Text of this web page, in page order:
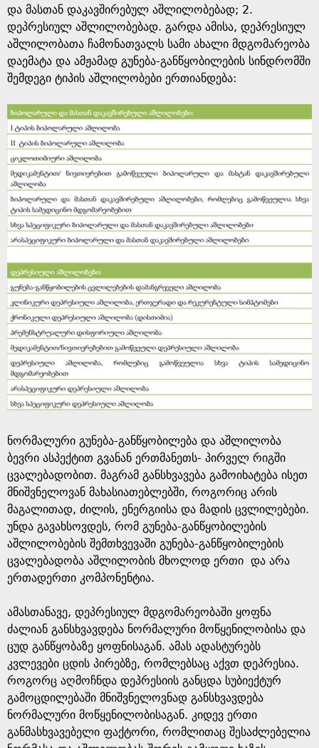
და მასთან დაკავშირებულ აშლილობებად; 2.
დეპრესიულ აშლილობებად. გარდა ამისა, დეპრესიულ
აშლილობათა ჩამონათვალს სამი ახალი მდგომარეობა
დაემატა და ამჟამად გუნება-განწყობილების სინდრომში
შემდეგი ტიპის აშლილობები ერთიანდება:
ნორმალური გუნება-განწყობილება და აშლილობა
ბევრი ასპექტით გვანან ერთმანეთს- პირველ რიგში
ცვალებადობით. მაგრამ განსხვავება გამოიხატება ისეთ
მნიშვნელოვან მახასიათებლებში, როგორიც არის
მაგალითად, ძილის, ენერგიისა და მადის ცვლილებები.
უნდა გავახსოვდეს, რომ გუნება-განწყობილების
აშლილობების შემთხვევაში გუნება-განწყობილების
ცვალებადობა აშლილობის მხოლოდ ერთი და არა
ერთადერთი კომპონენტია.
ამასთანავე, დეპრესიულ მდგომარეობაში ყოფნა
ძალიან განსხვავდება ნორმალური მოწყენილობისა და
ცუდ განწყობაზე ყოფნისაგან. ამას ადასტურებს
კვლევები ცდის პირებზე, რომლებსაც აქვთ დეპრესია.
როგორც აღმოჩნდა დეპრესიის განცდა სუბიექტურ
გამოცდილებაში მნიშვნელოვნად განსხვავდება
ნორმალური მოწყენილობისაგან. კიდევ ერთი
განმასხვავებელი ფაქტორი, რომლითაც შესაძლებელია